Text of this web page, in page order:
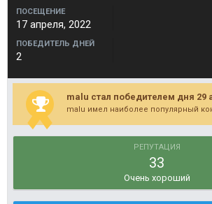
ПОСЕЩЕНИЕ
17 апреля, 2022
ПОБЕДИТЕЛЬ ДНЕЙ
2
malu стал победителем дня 29
malu имел наиболее популярный
РЕПУТАЦИЯ
33
Очень хороший